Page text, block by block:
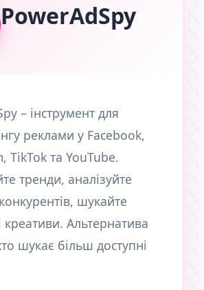
PowerAdSpy
– інструмент для
реклами у Facebook,
TikTok та YouTube.
тренди, аналізуйте
конкурентів, шукайте
Альтернатива
шукає більш доступні